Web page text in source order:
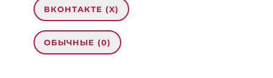
ВКОНТАКТЕ (X)
ОБЫЧНЫЕ (0)